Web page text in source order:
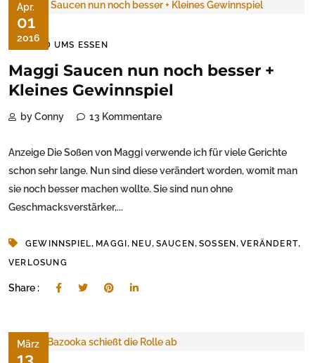
Apr.
01
2016
RUND UMS ESSEN
Maggi Saucen nun noch besser +
Kleines Gewinnspiel
by Conny 13 Kommentare
Anzeige Die Soßen von Maggi verwende ich für viele Gerichte
schon sehr lange. Nun sind diese verändert worden, womit man
sie noch besser machen wollte. Sie sind nun ohne
Geschmacksverstärker,...
GEWINNSPIEL, MAGGI, NEU, SAUCEN,SOSSEN ,VERÄNDERT,
VERLOSUNG
Share :
März